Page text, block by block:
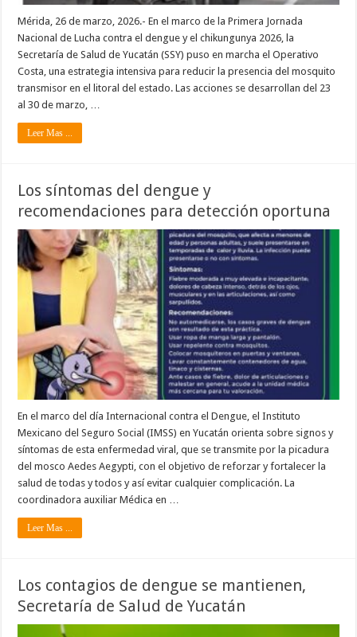
Mérida, 26 de marzo, 2026.- En el marco de la Primera Jornada
Nacional de Lucha contra el dengue y el chikungunya 2026, la
Secretaría de Salud de Yucatán (SSY) puso en marcha el Operativo
Costa, una estrategia intensiva para reducir la presencia del mosquito
transmisor en el litoral del estado. Las acciones se desarrollan del 23
al 30 de marzo, …
Leer Mas ...
Los síntomas del dengue y
recomendaciones para detección oportuna
En el marco del día Internacional contra el Dengue, el Instituto
Mexicano del Seguro Social (IMSS) en Yucatán orienta sobre signos y
síntomas de esta enfermedad viral, que se transmite por la picadura
del mosco Aedes Aegypti, con el objetivo de reforzar y fortalecer la
salud de todas y todos y así evitar cualquier complicación. La
coordinadora auxiliar Médica en …
Leer Mas ...
Los contagios de dengue se mantienen,
Secretaría de Salud de Yucatán